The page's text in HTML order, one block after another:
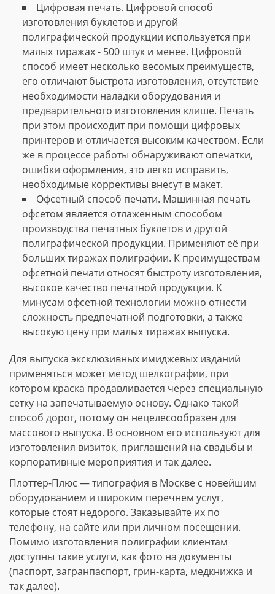
Цифровая печать. Цифровой способ
изготовления буклетов и другой
полиграфической продукции используется при
малых тиражах - 500 штук и менее. Цифровой
способ имеет несколько весомых преимуществ,
его отличают быстрота изготовления, отсутствие
необходимости наладки оборудования и
предварительного изготовления клише. Печать
при этом происходит при помощи цифровых
принтеров и отличается высоким качеством. Если
же в процессе работы обнаруживают опечатки,
ошибки оформления, это легко исправить,
необходимые коррективы внесут в макет.
Офсетный способ печати. Машинная печать
офсетом является отлаженным способом
производства печатных буклетов и другой
полиграфической продукции. Применяют её при
больших тиражах полиграфии. К преимуществам
офсетной печати относят быстроту изготовления,
высокое качество печатной продукции. К
минусам офсетной технологии можно отнести
сложность предпечатной подготовки, а также
высокую цену при малых тиражах выпуска.
Для выпуска эксклюзивных имиджевых изданий
применяться может метод шелкографии, при
котором краска продавливается через специальную
сетку на запечатываемую основу. Однако такой
способ дорог, потому он нецелесообразен для
массового выпуска. В основном его используют для
изготовления визиток, приглашений на свадьбы и
корпоративные мероприятия и так далее.
Плоттер-Плюс — типография в Москве с новейшим
оборудованием и широким перечнем услуг,
которые стоят недорого. Заказывайте их по
телефону, на сайте или при личном посещении.
Помимо изготовления полиграфии клиентам
доступны такие услуги, как фото на документы
(паспорт, загранпаспорт, грин-карта, медкнижка и
так далее).